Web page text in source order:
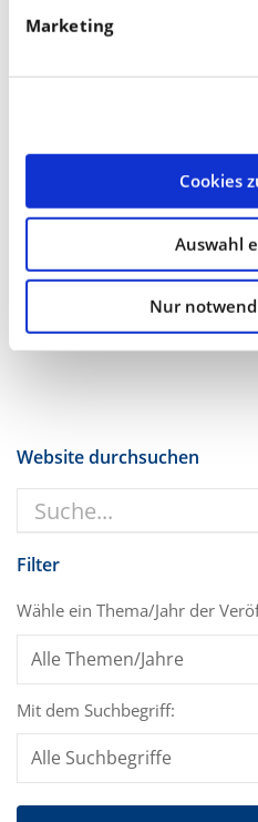
Marketing
Cookies
Auswahl
Nur
Sobald die Trockenheit
dann direkt den
Kann eine
Blattdüngungsmaßnahme
im Mais zus...
Website durchsuchen
Filter
Wähle ein Thema/Jahr der
Mit dem Suchbegriff: